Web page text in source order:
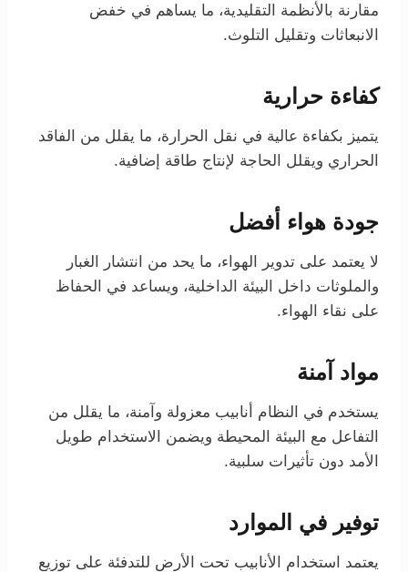
مقارنة بالأنظمة التقليدية، ما يساهم في خفض
الانبعاثات وتقليل التلوث.
كفاءة حرارية
يتميز بكفاءة عالية في نقل الحرارة، ما يقلل من الفاقد
الحراري ويقلل الحاجة لإنتاج طاقة إضافية.
جودة هواء أفضل
لا يعتمد على تدوير الهواء، ما يحد من انتشار الغبار
والملوثات داخل البيئة الداخلية، ويساعد في الحفاظ
على نقاء الهواء.
مواد آمنة
يستخدم في النظام أنابيب معزولة وآمنة، ما يقلل من
التفاعل مع البيئة المحيطة ويضمن الاستخدام طويل
الأمد دون تأثيرات سلبية.
توفير في الموارد
يعتمد استخدام الأنابيب تحت الأرض للتدفئة على توزيع